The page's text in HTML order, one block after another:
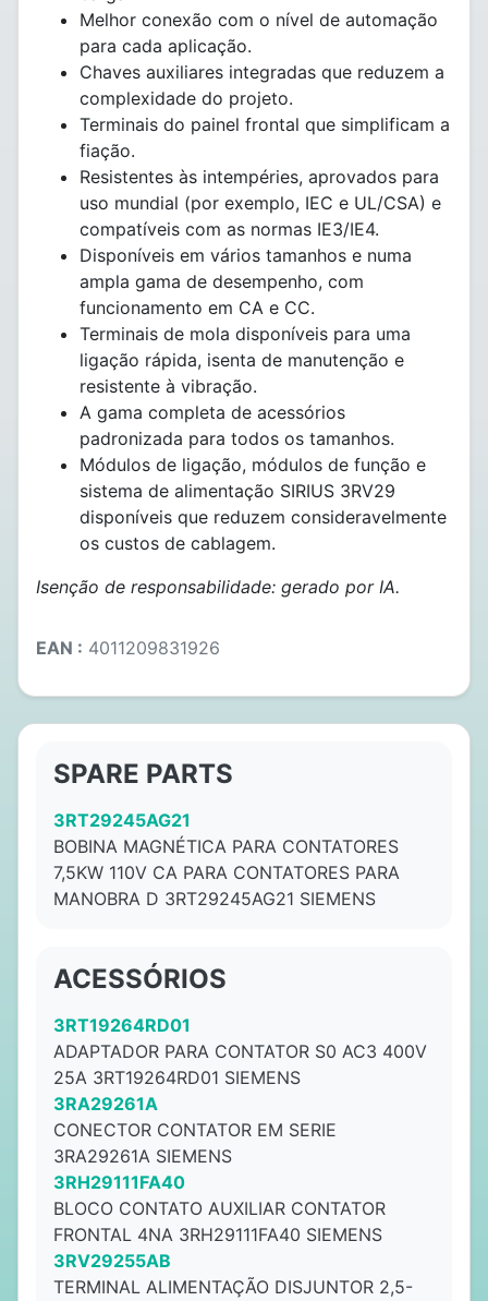
Melhor conexão com o nível de automação
para cada aplicação.
Chaves auxiliares integradas que reduzem a
complexidade do projeto.
Terminais do painel frontal que simplificam a
fiação.
Resistentes às intempéries, aprovados para
uso mundial (por exemplo, IEC e UL/CSA) e
compatíveis com as normas IE3/IE4.
Disponíveis em vários tamanhos e numa
ampla gama de desempenho, com
funcionamento em CA e CC.
Terminais de mola disponíveis para uma
ligação rápida, isenta de manutenção e
resistente à vibração.
A gama completa de acessórios
padronizada para todos os tamanhos.
Módulos de ligação, módulos de função e
sistema de alimentação SIRIUS 3RV29
disponíveis que reduzem consideravelmente
os custos de cablagem.
Isenção de responsabilidade: gerado por IA.
EAN : 4011209831926
SPARE PARTS
3RT29245AG21
BOBINA MAGNÉTICA PARA CONTATORES
7,5KW 110V CA PARA CONTATORES PARA
MANOBRA D 3RT29245AG21 SIEMENS
ACESSÓRIOS
3RT19264RD01
ADAPTADOR PARA CONTATOR S0 AC3 400V
25A 3RT19264RD01 SIEMENS
3RA29261A
CONECTOR CONTATOR EM SERIE
3RA29261A SIEMENS
3RH29111FA40
BLOCO CONTATO AUXILIAR CONTATOR
FRONTAL 4NA 3RH29111FA40 SIEMENS
3RV29255AB
TERMINAL ALIMENTAÇÃO DISJUNTOR 2,5-